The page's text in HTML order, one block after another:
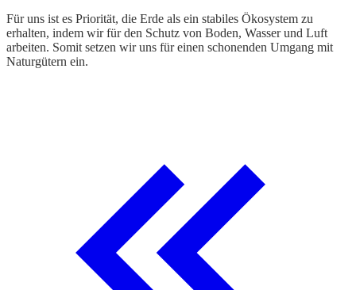
Für uns ist es Priorität, die Erde als ein stabiles Ökosystem zu
erhalten, indem wir für den Schutz von Boden, Wasser und Luft
arbeiten. Somit setzen wir uns für einen schonenden Umgang mit
Naturgütern ein.